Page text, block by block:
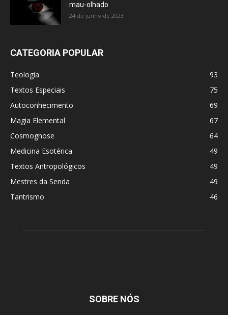
mau-olhado
24 de junho de 2023
CATEGORIA POPULAR
Teologia
93
Textos Especiais
75
Autoconhecimento
69
Magia Elemental
67
Cosmognose
64
Medicina Esotérica
49
Textos Antropológicos
49
Mestres da Senda
49
Tantrismo
46
SOBRE NÓS